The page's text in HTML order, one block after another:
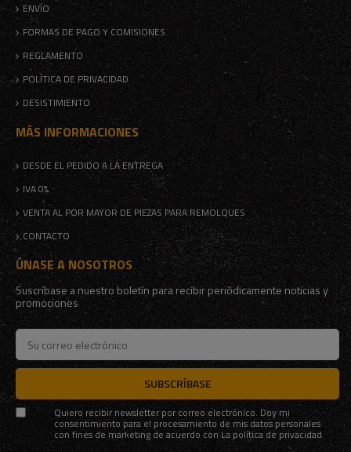
ENVÍO
FORMAS DE PAGO Y COMISIONES
REGLAMENTO
POLÍTICA DE PRIVACIDAD
DESISTIMIENTO
MÁS INFORMACIONES
DESDE EL PEDIDO A LA ENTREGA
IVA 0%
VENTA AL POR MAYOR DE PIEZAS PARA REMOLQUES
CONTACTO
ÚNASE A NOSOTROS
Suscríbase a nuestro boletín para recibir periódicamente noticias y
promociones
SUBSCRÍBASE
Quiero recibir newsletter por correo electrónico. Doy mi
consentimiento para el procesamiento de mis datos personales
con fines de marketing de acuerdo conLa política de privacidad